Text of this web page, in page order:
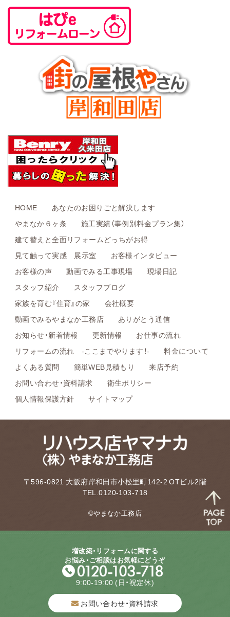
HOME
あなたのお困りごと解決します
やまなか６ヶ条
施工実績（事例別料金プラン集）
建て替えと全面リフォームどっちがお得
見て触って実感 展示室
お客様インタビュー
お客様の声
動画でみる工事現場
現場日記
スタッフ紹介
スタッフブログ
家族を育む『住育』の家
会社概要
動画でみるやまなか工務店
ありがとう通信
お知らせ・新着情報
更新情報
お仕事の流れ
リフォームの流れ -ここまでやります！-
料金について
よくある質問
簡単WEB見積もり
来店予約
お問い合わせ・資料請求
衛生ポリシー
個人情報保護方針
サイトマップ
〒596-0821 大阪府岸和田市小松里町142-2 OTビル2階
TEL.0120-103-718
©やまなか工務店
増改築・リフォームに関する
お悩み・ご相談はお気軽にどうぞ
9:00-19:00 (日・祝定休)
お問い合わせ・資料請求